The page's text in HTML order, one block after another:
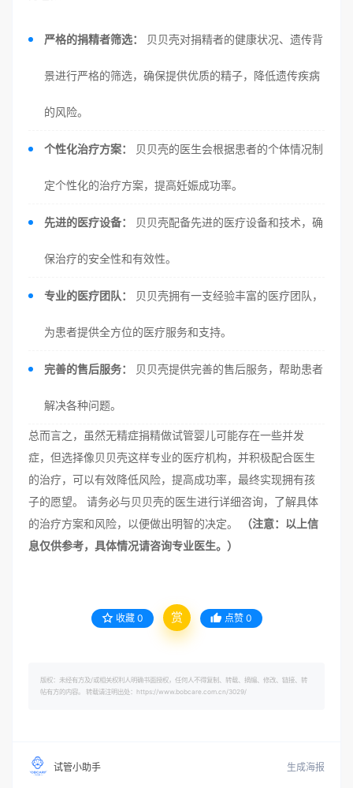
严格的捐精者筛选： 贝贝壳对捐精者的健康状况、遗传背
景进行严格的筛选，确保提供优质的精子，降低遗传疾病
的风险。
个性化治疗方案： 贝贝壳的医生会根据患者的个体情况制
定个性化的治疗方案，提高妊娠成功率。
先进的医疗设备： 贝贝壳配备先进的医疗设备和技术，确
保治疗的安全性和有效性。
专业的医疗团队： 贝贝壳拥有一支经验丰富的医疗团队，
为患者提供全方位的医疗服务和支持。
完善的售后服务： 贝贝壳提供完善的售后服务，帮助患者
解决各种问题。
总而言之，虽然无精症捐精做试管婴儿可能存在一些并发
症，但选择像贝贝壳这样专业的医疗机构，并积极配合医生
的治疗，可以有效降低风险，提高成功率，最终实现拥有孩
子的愿望。 请务必与贝贝壳的医生进行详细咨询，了解具体
的治疗方案和风险，以便做出明智的决定。
（注意：以上信
息仅供参考，具体情况请咨询专业医生。）
收藏 0 赏 点赞 0
版权：未经有方及/或相关权利人明确书面授权，任何人不得复制、转载、摘编、修改、链接、转
帖有方的内容。 转载请注明出处：https://www.bobcare.com.cn/3029/
试管小助手 生成海报